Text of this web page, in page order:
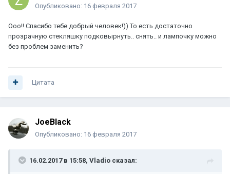
Опубликовано: 16 февраля 2017
Ооо!! Спасибо тебе добрый человек!)) То есть достаточно
прозрачную стекляшку подковырнуть.. снять.. и лампочку можно
без проблем заменить?
Цитата
JoeBlack
Опубликовано: 16 февраля 2017
16.02.2017 в 15:58, Vladio сказал: